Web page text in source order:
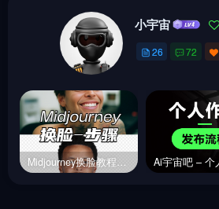
小宇宙
26 72
Midjourney换脸教程，内含指令链接